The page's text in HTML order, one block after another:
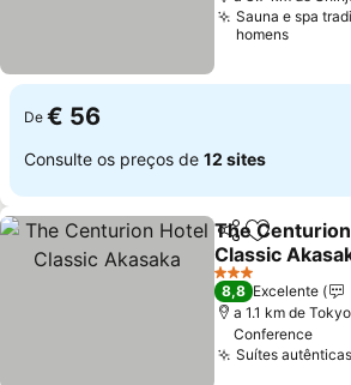
Sauna e spa
homens
De € 56
Consulte os preços de 12 sites
PartilharAdicionar
The
Classic
3 Estrelas
8,8 Excelente
a 1.1 km de
Conference
Suítes